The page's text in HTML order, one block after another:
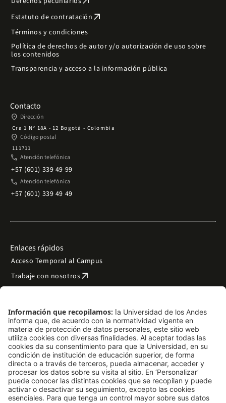
Estatuto de contratación arrow_outward
Términos y condiciones
Política de derechos de autor y/o autorización de uso sobre
los contenidos
Transparencia y acceso a la información pública
Contacto
place Dirección
Cra 1 Nº 18A - 12 Bogotá - Colombia
place Código postal
111711
phone Atención telefónica
+57 (601) 339 49 99
phone Atención telefónica
+57 (601) 339 49 49
Enlaces rápidos
Acceso Temporal al Campus
Trabaje con nosotrosarrow_outward
Preguntas frecuentes
Filantropía y donacionesarrow_outward
Mapa del sitio arrow_outward
Síguenos
LinkedIn